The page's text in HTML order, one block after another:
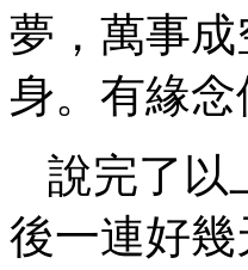
夢，萬事
身。有緣
說完了以
後一連好